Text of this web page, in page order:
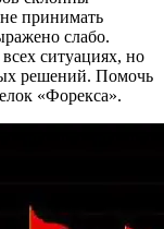
принимать
слабо.
ситуациях, но
решений. Помочь
«Форекса».